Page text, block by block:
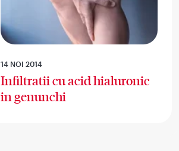
14 NOI 2014
Infiltratii cu acid hialuronic
in genunchi